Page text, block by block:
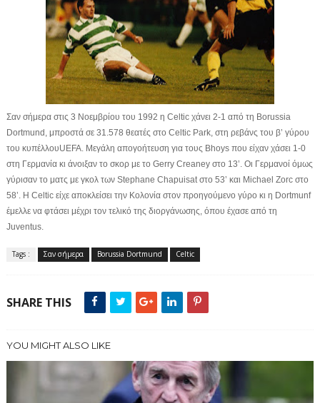
Σαν σήμερα στις 3 Νοεμβρίου του 1992 η Celtic χάνει 2-1 από τη Borussia
Dortmund, μπροστά σε 31.578 θεατές στο Celtic Park, στη ρεβάνς του β’ γύρου
του κυπέλλουUEFA. Μεγάλη απογοήτευση για τους Bhoys που είχαν χάσει 1-0
στη Γερμανία κι άνοιξαν το σκορ με το Gerry Creaney στο 13’. Oι Γερμανοί όμως
γύρισαν το ματς με γκολ των Stephane Chapuisat στο 53’ και Michael Zorc στο
58’. Η Celtic είχε αποκλείσει την Κολονία στον προηγούμενο γύρο κι η Dortmunf
έμελλε να φτάσει μέχρι τον τελικό της διοργάνωσης, όπου έχασε από τη
Juventus.
Tags : Σαν σήμερα Borussia Dortmund Celtic
SHARE THIS
YOU MIGHT ALSO LIKE